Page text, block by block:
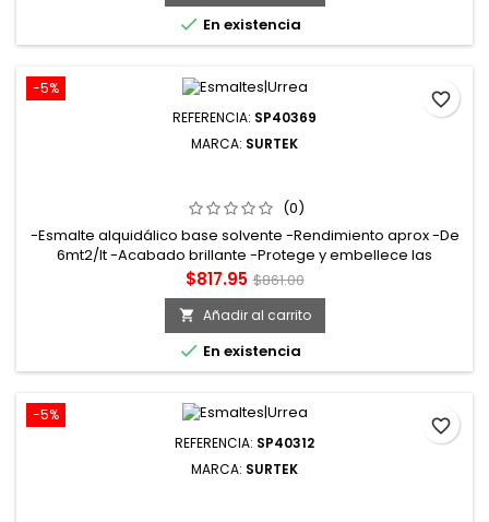
 En existencia
-5%
REFERENCIA: SP40369
MARCA: SURTEK
(0)
-Esmalte alquidálico base solvente -Rendimiento aprox -De
6mt2/lt -Acabado brillante -Protege y embellece las
superficies a pintar. Tiempo de secado tacto: 15min curado:
72hrs
Precio
$817.95 Precio
base
$861.00
 Añadir al carrito
 En existencia
favorite_border
-5%
REFERENCIA: SP40312
MARCA: SURTEK
favorite_border